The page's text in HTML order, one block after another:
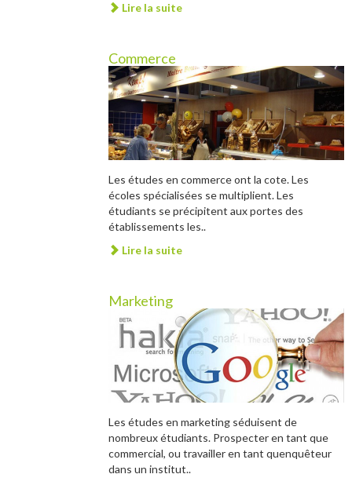
Lire la suite
Commerce
Les études en commerce ont la cote. Les
écoles spécialisées se multiplient. Les
étudiants se précipitent aux portes des
établissements les..
Lire la suite
Marketing
Les études en marketing séduisent de
nombreux étudiants. Prospecter en tant que
commercial, ou travailler en tant quenquêteur
dans un institut..